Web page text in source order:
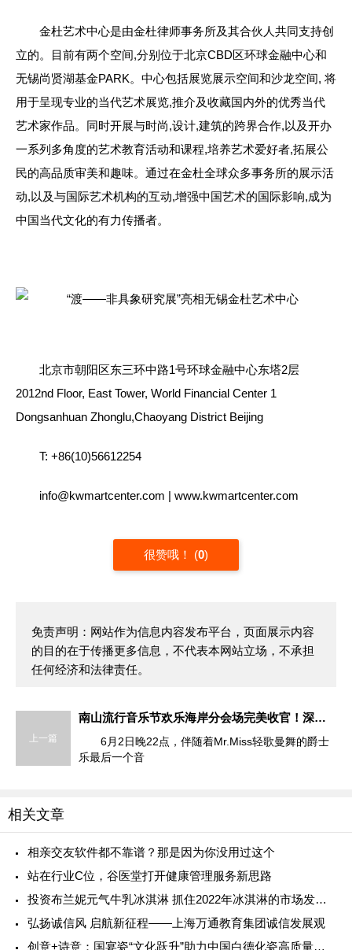
金杜艺术中心是由金杜律师事务所及其合伙人共同支持创
立的。目前有两个空间,分别位于北京CBD区环球金融中心和
无锡尚贤湖基金PARK。中心包括展览展示空间和沙龙空间, 将
用于呈现专业的当代艺术展览,推介及收藏国内外的优秀当代
艺术家作品。同时开展与时尚,设计,建筑的跨界合作,以及开办
一系列多角度的艺术教育活动和课程,培养艺术爱好者,拓展公
民的高品质审美和趣味。通过在金杜全球众多事务所的展示活
动,以及与国际艺术机构的互动,增强中国艺术的国际影响,成为
中国当代文化的有力传播者。
北京市朝阳区东三环中路1号环球金融中心东塔2层
2012nd Floor, East Tower, World Financial Center 1
Dongsanhuan Zhonglu,Chaoyang District Beijing
T: +86(10)56612254
info@kwmartcenter.com | www.kwmartcenter.com
很赞哦！ (0)
免责声明：网站作为信息内容发布平台，页面展示内容
的目的在于传播更多信息，不代表本网站立场，不承担
任何经济和法律责任。
上一篇
南山流行音乐节欢乐海岸分会场完美收官！深圳的夏日因南山流行音乐节而滚烫！
6月2日晚22点，伴随着Mr.Miss轻歌曼舞的爵士
乐最后一个音
相关文章
相亲交友软件都不靠谱？那是因为你没用过这个
站在行业C位，谷医堂打开健康管理服务新思路
投资布兰妮元气牛乳冰淇淋 抓住2022年冰淇淋的市场发展空间
弘扬诚信风 启航新征程——上海万通教育集团诚信发展观
创意+诗意：国宴瓷“文化跃升”助力中国白德化瓷高质量发展